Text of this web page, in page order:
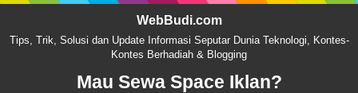
WebBudi.com
Tips, Trik, Solusi dan Update Informasi Seputar Dunia Teknologi, Kontes-
Kontes Berhadiah & Blogging
Mau Sewa Space Iklan?